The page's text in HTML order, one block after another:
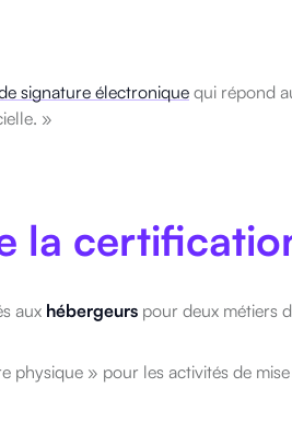
signature électronique qui répond
»
la
aux hébergeurs pour deux métiers
physique » pour les activités de